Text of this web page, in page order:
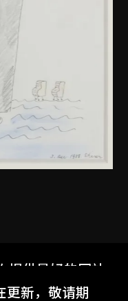
提供最好的网站
更新，敬请期